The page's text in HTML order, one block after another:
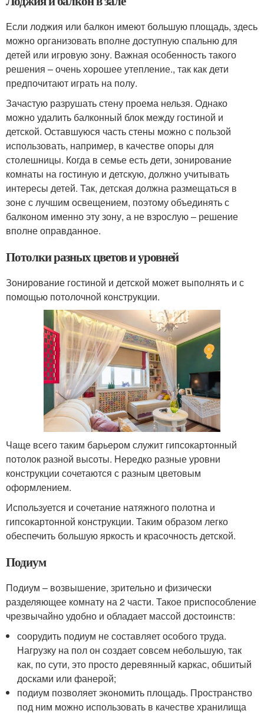
Если лоджия или балкон имеют большую площадь, здесь
можно организовать вполне доступную спальню для
детей или игровую зону. Важная особенность такого
решения – очень хорошее утепление., так как дети
предпочитают играть на полу.
Зачастую разрушать стену проема нельзя. Однако
можно удалить балконный блок между гостиной и
детской. Оставшуюся часть стены можно с пользой
использовать, например, в качестве опоры для
столешницы. Когда в семье есть дети, зонирование
комнаты на гостиную и детскую, должно учитывать
интересы детей. Так, детская должна размещаться в
зоне с лучшим освещением, поэтому объединять с
балконом именно эту зону, а не взрослую – решение
вполне оправданное.
Потолки разных цветов и уровней
Зонирование гостиной и детской может выполнять и с
помощью потолочной конструкции.
Чаще всего таким барьером служит гипсокартонный
потолок разной высоты. Нередко разные уровни
конструкции сочетаются с разным цветовым
оформлением.
Используется и сочетание натяжного полотна и
гипсокартонной конструкции. Таким образом легко
обеспечить большую яркость и красочность детской.
Подиум
Подиум – возвышение, зрительно и физически
разделяющее комнату на 2 части. Такое приспособление
чрезвычайно удобно и обладает массой достоинств:
соорудить подиум не составляет особого труда.
Нагрузку на пол он создает совсем небольшую, так
как, по сути, это просто деревянный каркас, обшитый
досками или фанерой;
подиум позволяет экономить площадь. Пространство
под ним можно использовать в качестве хранилища